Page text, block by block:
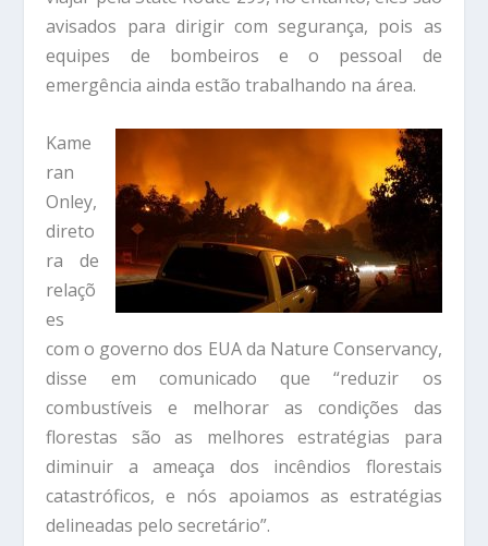
avisados para dirigir com segurança, pois as
equipes de bombeiros e o pessoal de
emergência ainda estão trabalhando na área.
Kame
ran
Onley,
direto
ra de
relaçõ
es
com o governo dos EUA da Nature Conservancy,
disse em comunicado que “reduzir os
combustíveis e melhorar as condições das
florestas são as melhores estratégias para
diminuir a ameaça dos incêndios florestais
catastróficos, e nós apoiamos as estratégias
delineadas pelo secretário”.